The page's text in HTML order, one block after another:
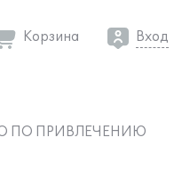
Корзина Вход
ПО ПРИВЛЕЧЕНИЮ